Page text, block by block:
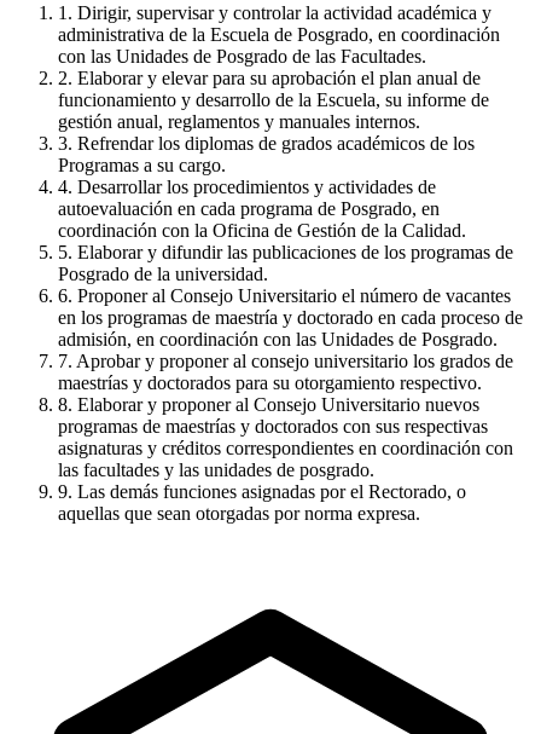
1. Dirigir, supervisar y controlar la actividad académica y
administrativa de la Escuela de Posgrado, en coordinación
con las Unidades de Posgrado de las Facultades.
2. Elaborar y elevar para su aprobación el plan anual de
funcionamiento y desarrollo de la Escuela, su informe de
gestión anual, reglamentos y manuales internos.
3. Refrendar los diplomas de grados académicos de los
Programas a su cargo.
4. Desarrollar los procedimientos y actividades de
autoevaluación en cada programa de Posgrado, en
coordinación con la Oficina de Gestión de la Calidad.
5. Elaborar y difundir las publicaciones de los programas de
Posgrado de la universidad.
6. Proponer al Consejo Universitario el número de vacantes
en los programas de maestría y doctorado en cada proceso de
admisión, en coordinación con las Unidades de Posgrado.
7. Aprobar y proponer al consejo universitario los grados de
maestrías y doctorados para su otorgamiento respectivo.
8. Elaborar y proponer al Consejo Universitario nuevos
programas de maestrías y doctorados con sus respectivas
asignaturas y créditos correspondientes en coordinación con
las facultades y las unidades de posgrado.
9. Las demás funciones asignadas por el Rectorado, o
aquellas que sean otorgadas por norma expresa.